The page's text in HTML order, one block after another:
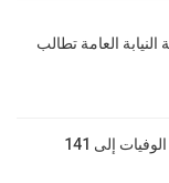
العامة تطالب
“أحداث سبتة ومليلية”.. تقديرات حقوقية ترفع عدد الوفيات إلى 141